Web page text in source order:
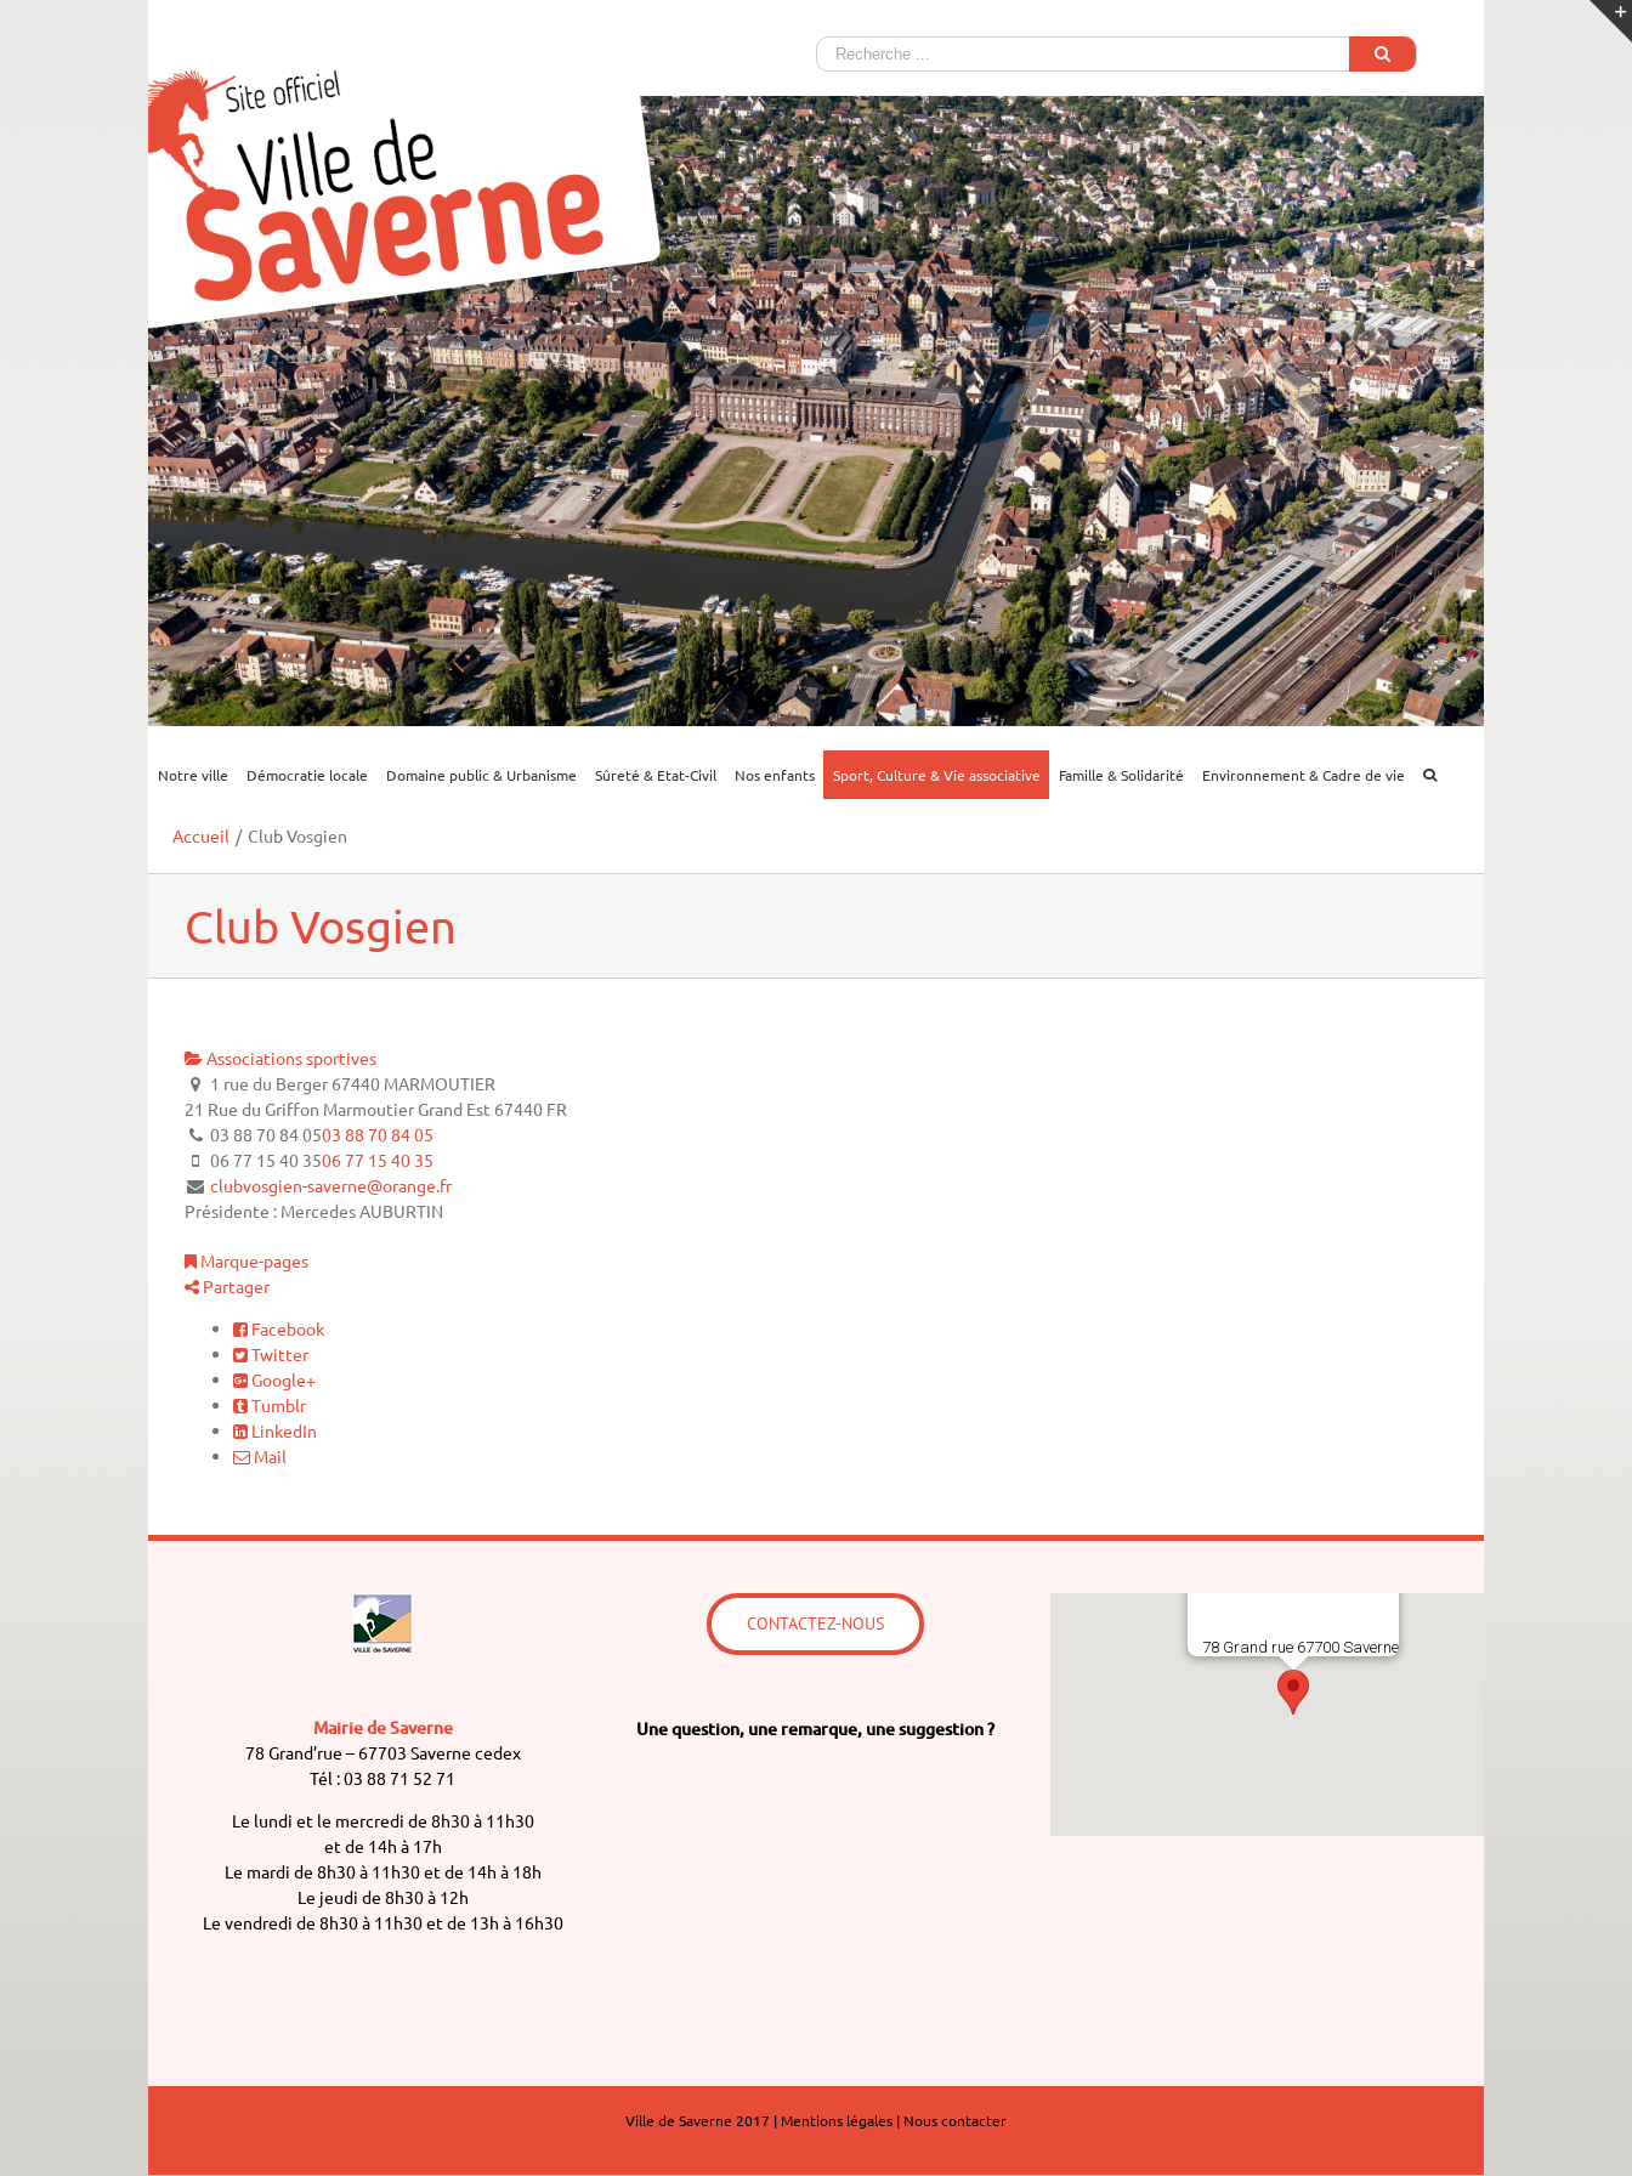
Notre ville Démocratie locale Domaine public & Urbanisme Sûreté & Etat-Civil Nos enfants Sport, Culture & Vie associative Famille & Solidarité Environnement & Cadre de vie
Accueil / Club Vosgien
Club Vosgien
Associations sportives
1 rue du Berger 67440 MARMOUTIER
21 Rue du Griffon Marmoutier Grand Est 67440 FR
03 88 70 84 0503 88 70 84 05
06 77 15 40 3506 77 15 40 35
clubvosgien-saverne@orange.fr
Présidente : Mercedes AUBURTIN
Marque-pages
Partager
Facebook
Twitter
Google+
Tumblr
LinkedIn
Mail
Mairie de Saverne
78 Grand’rue – 67703 Saverne cedex
Tél : 03 88 71 52 71
Le lundi et le mercredi de 8h30 à 11h30
et de 14h à 17h
Le mardi de 8h30 à 11h30 et de 14h à 18h
Le jeudi de 8h30 à 12h
Le vendredi de 8h30 à 11h30 et de 13h à 16h30
CONTACTEZ-NOUS
Une question, une remarque, une suggestion ?
78 Grand rue 67700 Saverne
Ville de Saverne 2017 |Mentions légales | Nous contacter